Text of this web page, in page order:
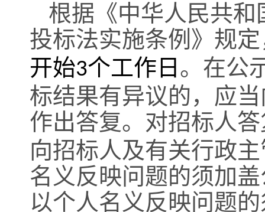
根据《中华人民共
投标法实施条例》规
开始3个工作日 。在公
标结果有异议的，应
作出答复。对招标人
向招标人及有关行政
名义反映问题的须加
以个人名义反映问题